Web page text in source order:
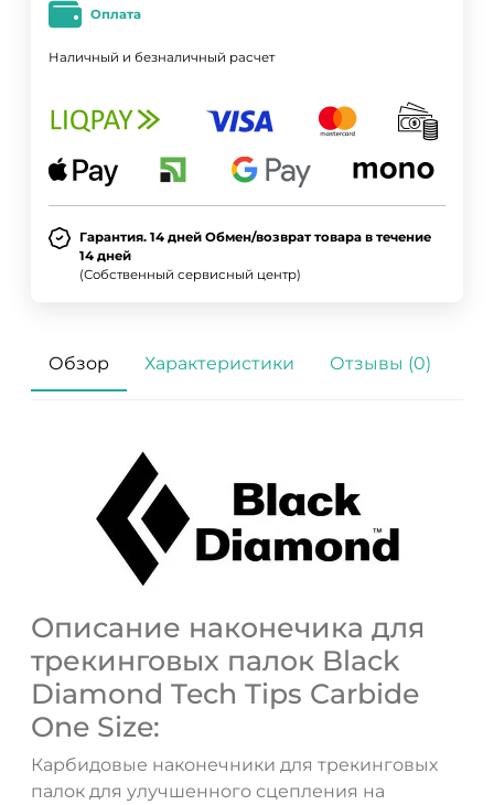
Оплата
Наличный и безналичный расчет
Гарантия. 14 дней Обмен/возврат товара в течение
14 дней
(Собственный сервисный центр)
Обзор Характеристики Отзывы (0)
Описание наконечика для
трекинговых палок Black
Diamond Tech Tips Carbide
One Size:
Карбидовые наконечники для трекинговых
палок для улучшенного сцепления на
ДА НЕТ